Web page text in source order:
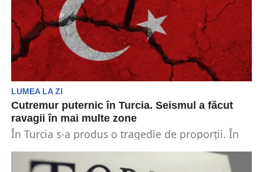
LUMEA LA ZI
Cutremur puternic în Turcia. Seismul a făcut
ravagii în mai multe zone
În Turcia s-a produs o tragedie de proporții. În
au...